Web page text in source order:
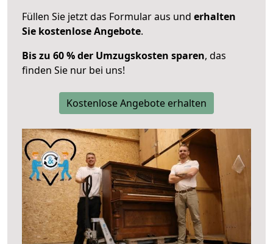
Füllen Sie jetzt das Formular aus und erhalten
Sie kostenlose Angebote.
Bis zu 60 % der Umzugskosten sparen, das
finden Sie nur bei uns!
Kostenlose Angebote erhalten